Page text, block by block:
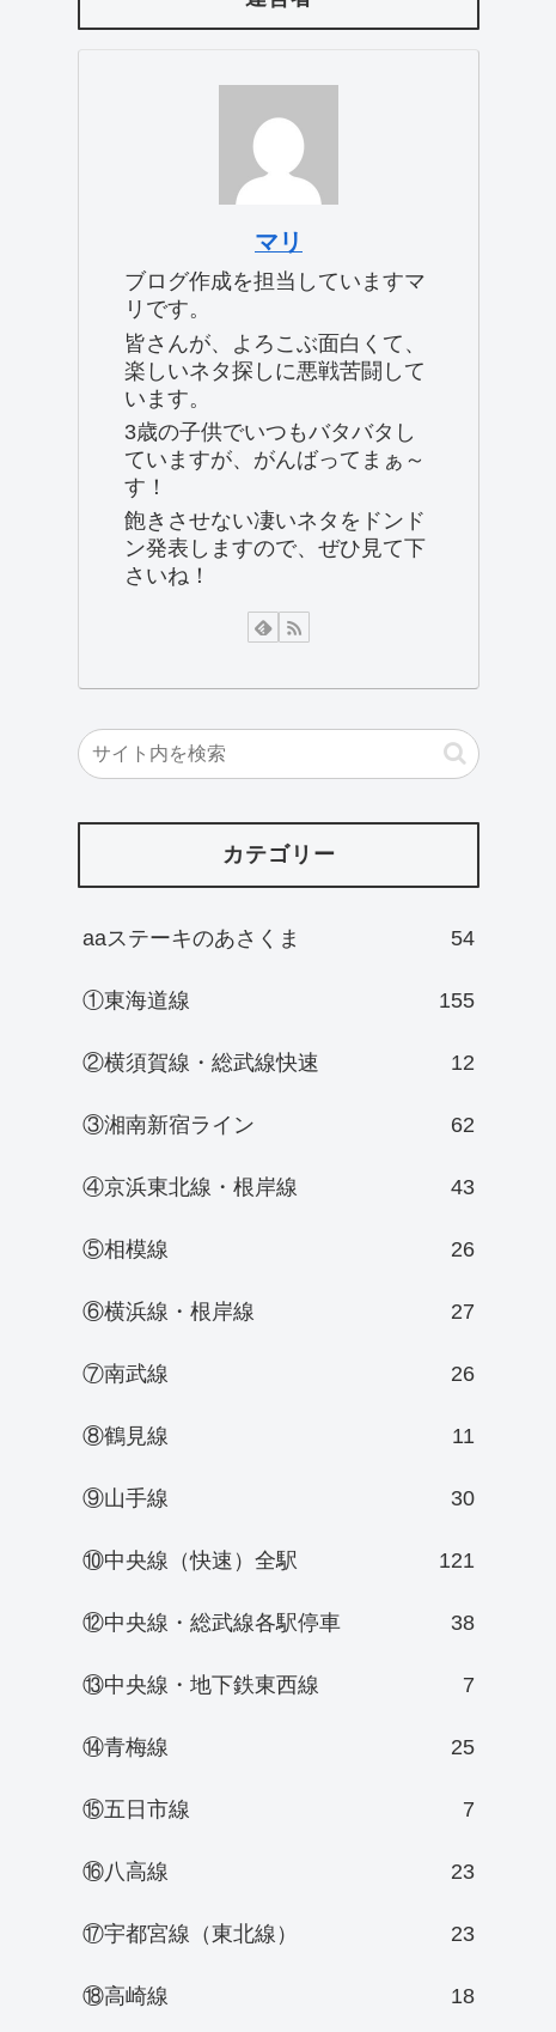
マリ
ブログ作成を担当していますマ
リです。
皆さんが、よろこぶ面白くて、
楽しいネタ探しに悪戦苦闘して
います。
3歳の子供でいつもバタバタし
ていますが、がんばってまぁ～
す！
飽きさせない凄いネタをドンド
ン発表しますので、ぜひ見て下
さいね！
カテゴリー
aaステーキのあさくま 54
①東海道線 155
②横須賀線・総武線快速 12
③湘南新宿ライン 62
④京浜東北線・根岸線 43
⑤相模線 26
⑥横浜線・根岸線 27
⑦南武線 26
⑧鶴見線 11
⑨山手線 30
⑩中央線（快速）全駅 121
⑫中央線・総武線各駅停車 38
⑬中央線・地下鉄東西線 7
⑭青梅線 25
⑮五日市線 7
⑯八高線 23
⑰宇都宮線（東北線） 23
⑱高崎線 18